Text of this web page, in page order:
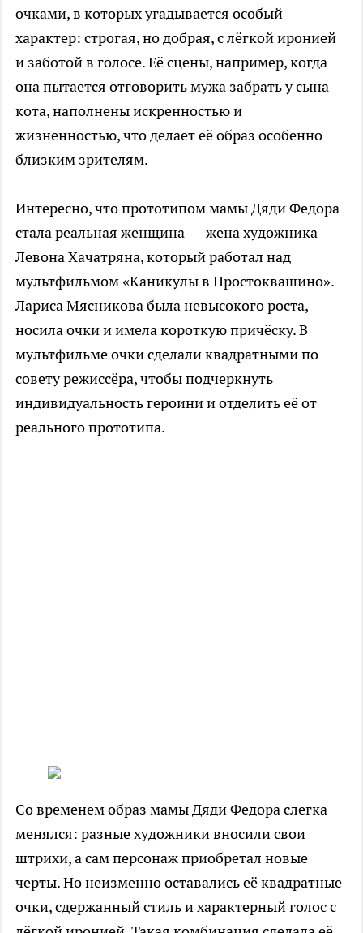
очками, в которых угадывается особый
характер: строгая, но добрая, с лёгкой иронией
и заботой в голосе. Её сцены, например, когда
она пытается отговорить мужа забрать у сына
кота, наполнены искренностью и
жизненностью, что делает её образ особенно
близким зрителям.
Интересно, что прототипом мамы Дяди Федора
стала реальная женщина — жена художника
Левона Хачатряна, который работал над
мультфильмом «Каникулы в Простоквашино».
Лариса Мясникова была невысокого роста,
носила очки и имела короткую причёску. В
мультфильме очки сделали квадратными по
совету режиссёра, чтобы подчеркнуть
индивидуальность героини и отделить её от
реального прототипа.
Со временем образ мамы Дяди Федора слегка
менялся: разные художники вносили свои
штрихи, а сам персонаж приобретал новые
черты. Но неизменно оставались её квадратные
очки, сдержанный стиль и характерный голос с